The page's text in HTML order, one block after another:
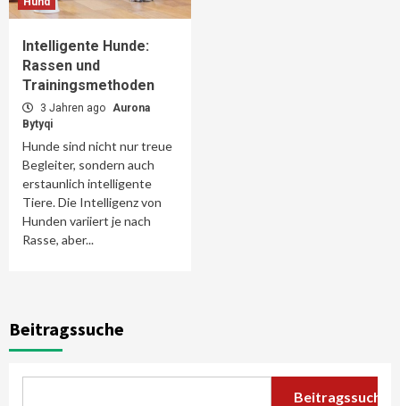
Intelligente Hunde:
Rassen und
Trainingsmethoden
3 Jahren ago Aurona
Bytyqi
Hunde sind nicht nur treue
Begleiter, sondern auch
erstaunlich intelligente
Tiere. Die Intelligenz von
Hunden variiert je nach
Rasse, aber...
Beitragssuche
Beitragssuche